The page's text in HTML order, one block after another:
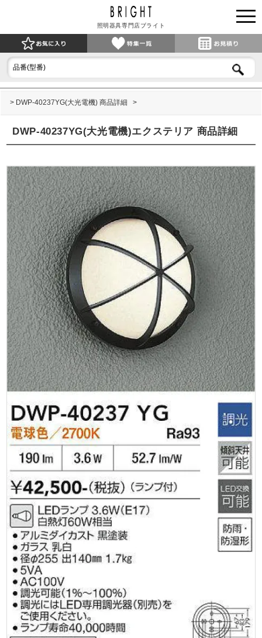
照明器具専門店ブライト
DWP-40237YG(大光電機) 商品詳細
DWP-40237YG(大光電機)エクステリア 商品詳細